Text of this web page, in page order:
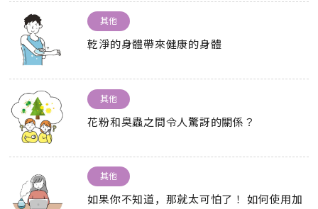
其他
乾淨的身體帶來健康的身體
其他
花粉和臭蟲之間令人驚訝的關係？
其他
如果你不知道，那就太可怕了！ 如何使用加